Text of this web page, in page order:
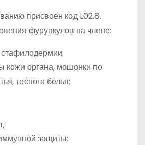
присвоен код L02.8.
фурункулов на члене:
кожи органа, мошонки по
тесного белья;
защиты;